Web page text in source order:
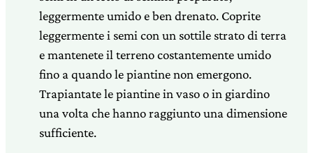
leggermente umido e ben drenato. Coprite
leggermente i semi con un sottile strato di terra
e mantenete il terreno costantemente umido
fino a quando le piantine non emergono.
Trapiantate le piantine in vaso o in giardino
una volta che hanno raggiunto una dimensione
sufficiente.